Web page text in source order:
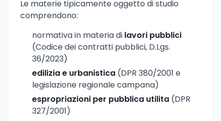
Le materie tipicamente oggetto di studio
comprendono:
normativa in materia di lavori pubblici
(Codice dei contratti pubblici, D.Lgs.
36/2023)
edilizia e urbanistica (DPR 380/2001 e
legislazione regionale campana)
espropriazioni per pubblica utilita (DPR
327/2001)